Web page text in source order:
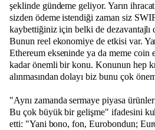
şeklinde gündeme geliyor. Yarın
sizden ödeme istendiği zaman siz
kaybettiğiniz için belki de dezavantajlı
Bunun reel ekonomiye de etkisi var.
Ethereum ekseninde ya da meme coin
kadar önemli bir konu. Konunun hep
alınmasından dolayı biz bunu çok
"Aynı zamanda sermaye piyasa
Bu çok büyük bir gelişme" ifadesini
etti: "Yani bono, fon, Eurobondun;